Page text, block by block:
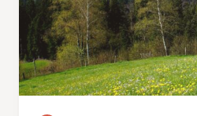
Wanderwege. Jetzt schon
Dankeschön für diesen